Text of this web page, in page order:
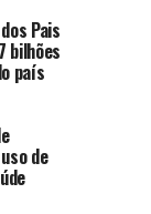
Pais
bilhões
país
de